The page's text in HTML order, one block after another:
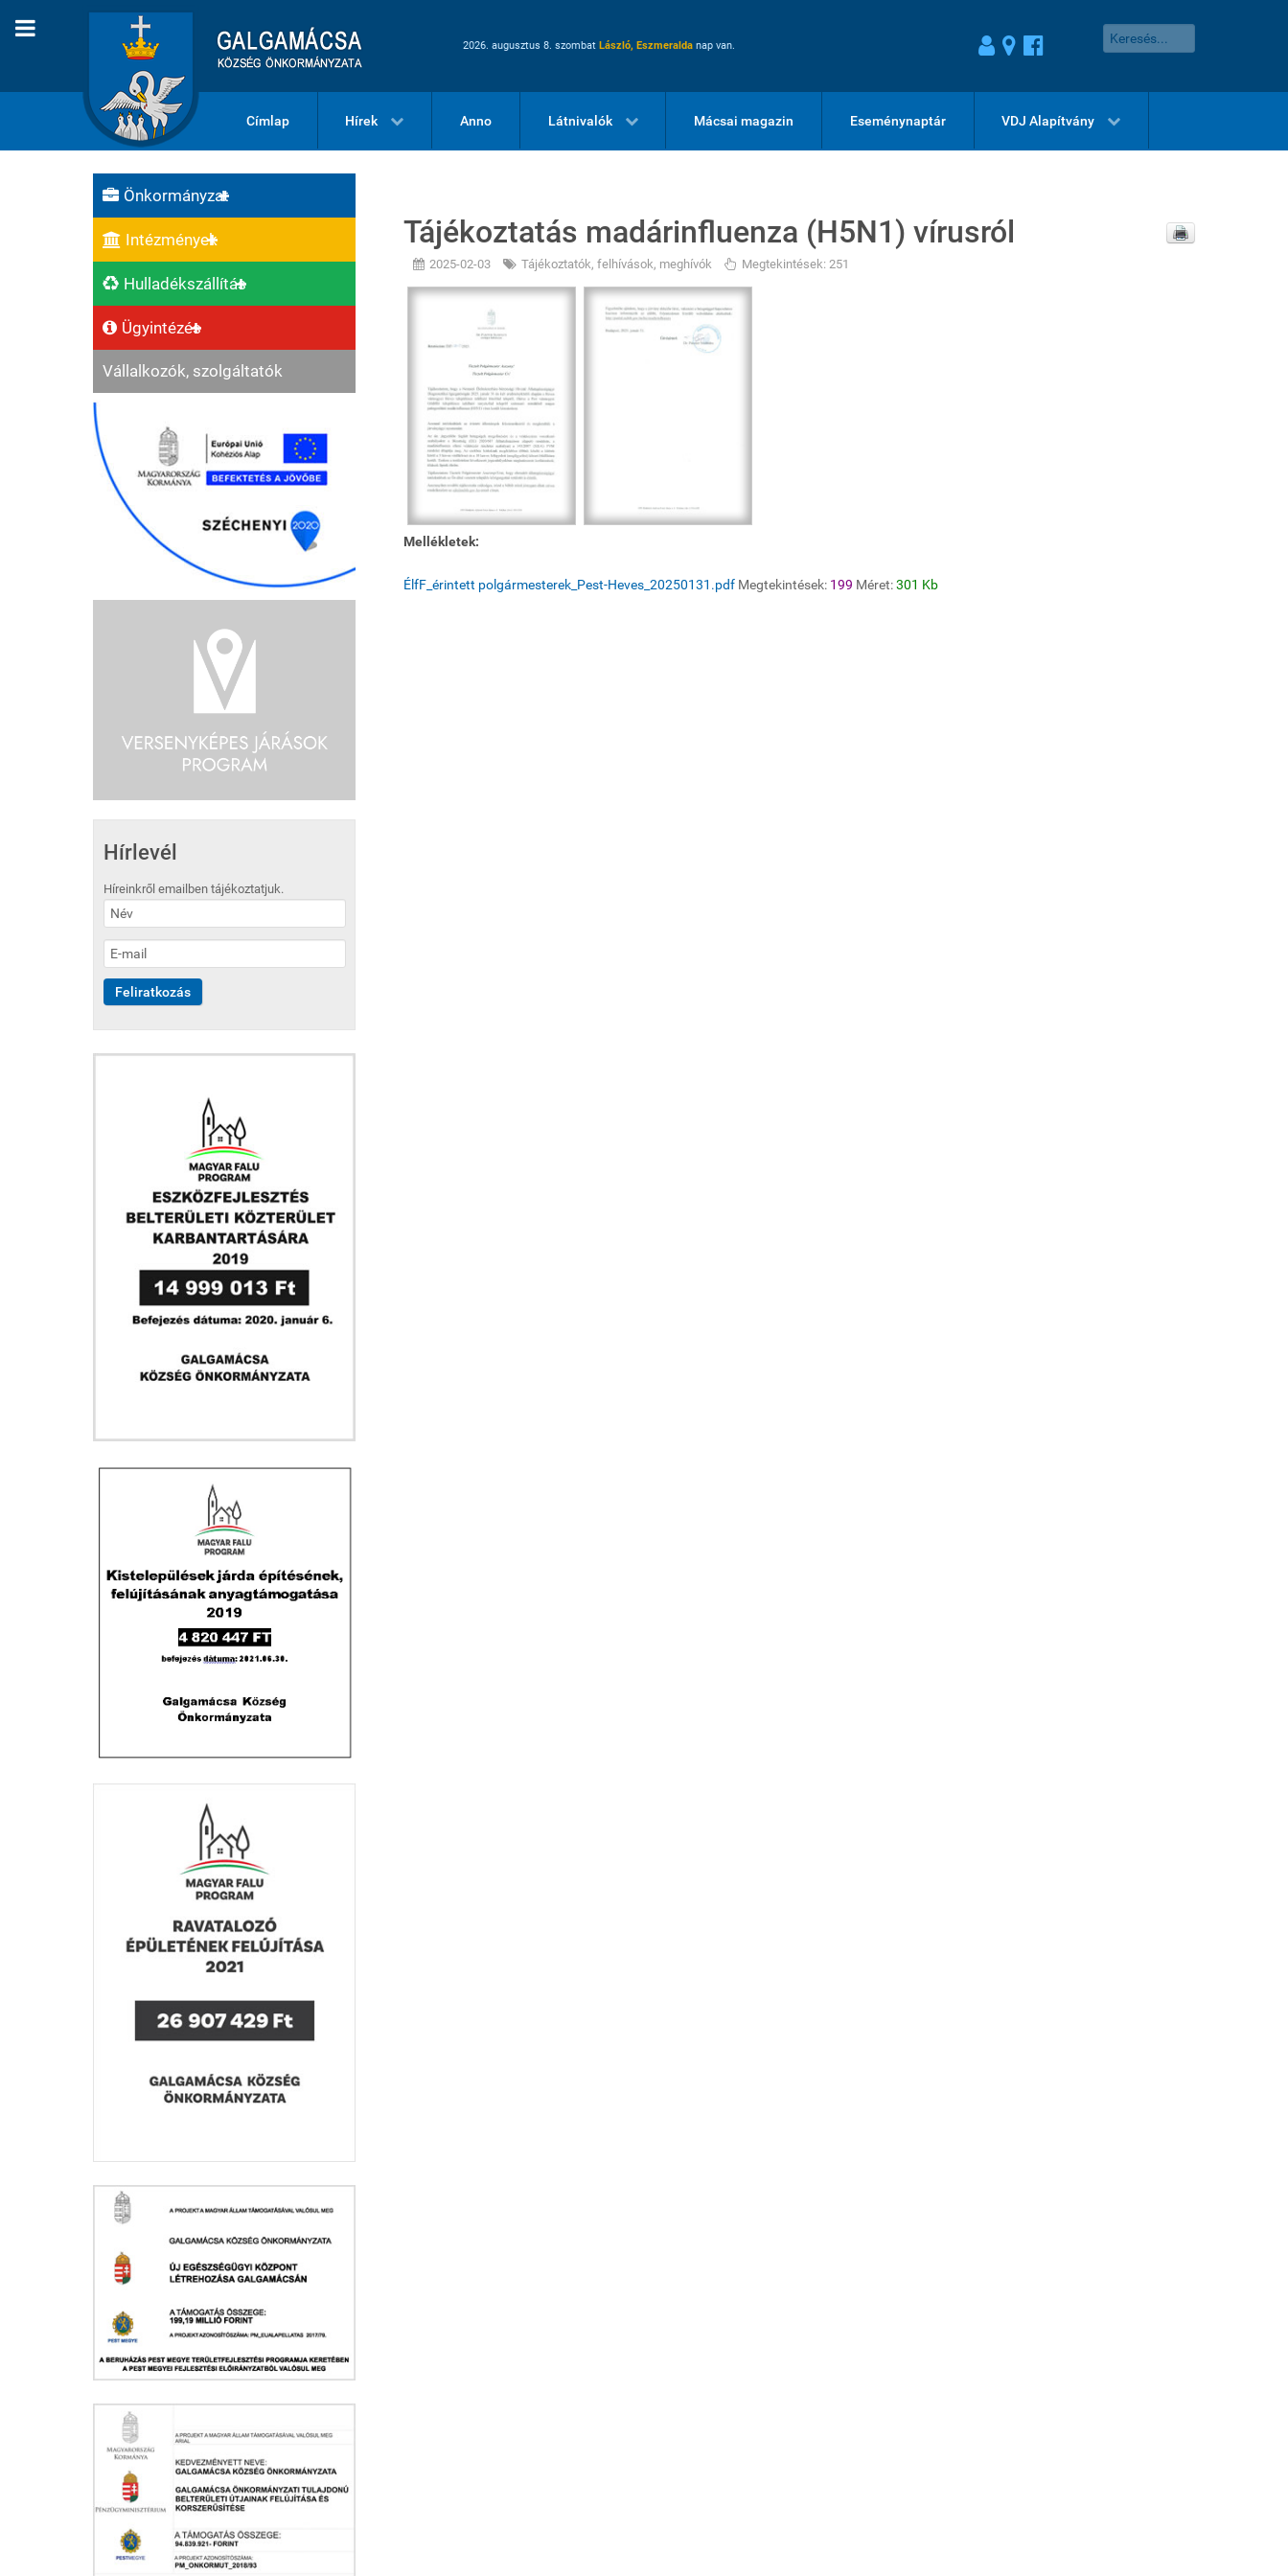
2026. augusztus 8. szombat László, Eszmeralda nap van.
Címlap Hírek Anno Látnivalók Mácsai magazin Eseménynaptár VDJ Alapítvány
Önkormányzat
Intézmények
Hulladékszállítás
Ügyintézés
Vállalkozók, szolgáltatók
Hírlevél
Híreinkről emailben tájékoztatjuk.
Tájékoztatás madárinfluenza (H5N1) vírusról
2025-02-03 Tájékoztatók, felhívások, meghívók Megtekintések: 251
Mellékletek:
ÉlfF_érintett polgármesterek_Pest-Heves_20250131.pdf Megtekintések: 199 Méret:301 Kb